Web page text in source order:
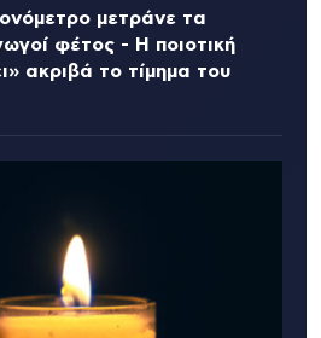
μετράνε τα
φέτος - Η ποιοτική
ακριβά το τίμημα του